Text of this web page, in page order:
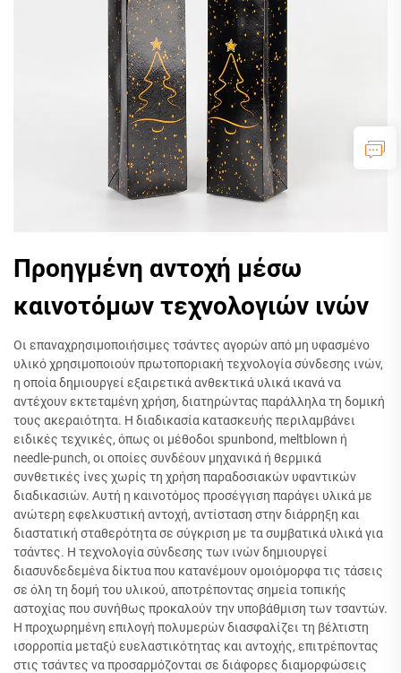
Προηγμένη αντοχή μέσω
καινοτόμων τεχνολογιών ινών
Οι επαναχρησιμοποιήσιμες τσάντες αγορών από μη υφασμένο
υλικό χρησιμοποιούν πρωτοποριακή τεχνολογία σύνδεσης ινών,
η οποία δημιουργεί εξαιρετικά ανθεκτικά υλικά ικανά να
αντέχουν εκτεταμένη χρήση, διατηρώντας παράλληλα τη δομική
τους ακεραιότητα. Η διαδικασία κατασκευής περιλαμβάνει
ειδικές τεχνικές, όπως οι μέθοδοι spunbond, meltblown ή
needle-punch, οι οποίες συνδέουν μηχανικά ή θερμικά
συνθετικές ίνες χωρίς τη χρήση παραδοσιακών υφαντικών
διαδικασιών. Αυτή η καινοτόμος προσέγγιση παράγει υλικά με
ανώτερη εφελκυστική αντοχή, αντίσταση στην διάρρηξη και
διαστατική σταθερότητα σε σύγκριση με τα συμβατικά υλικά για
τσάντες. Η τεχνολογία σύνδεσης των ινών δημιουργεί
διασυνδεδεμένα δίκτυα που κατανέμουν ομοιόμορφα τις τάσεις
σε όλη τη δομή του υλικού, αποτρέποντας σημεία τοπικής
αστοχίας που συνήθως προκαλούν την υποβάθμιση των τσαντών.
Η προχωρημένη επιλογή πολυμερών διασφαλίζει τη βέλτιστη
ισορροπία μεταξύ ευελαστικότητας και αντοχής, επιτρέποντας
στις τσάντες να προσαρμόζονται σε διάφορες διαμορφώσεις